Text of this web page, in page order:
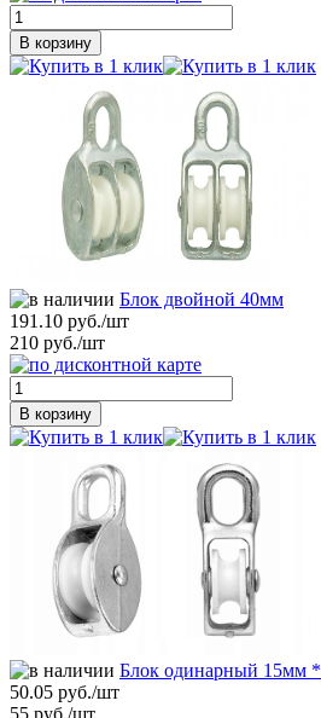
В корзину
Блок двойной 40мм
191.10 руб./шт
210 руб./шт
В корзину
Блок одинарный 15мм *
50.05 руб./шт
55 руб./шт